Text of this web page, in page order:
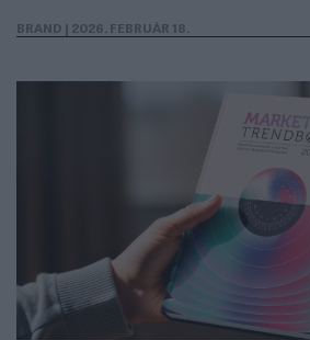
BRAND | 2026. FEBRUÁR 18.